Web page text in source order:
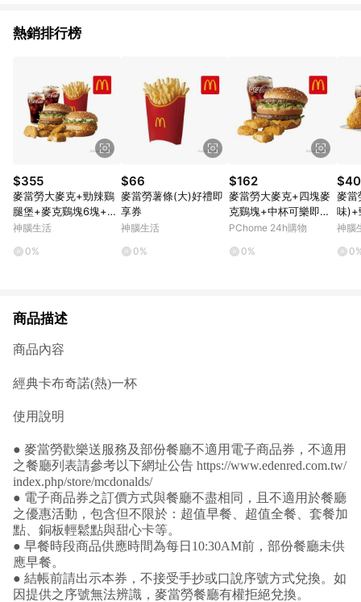
熱銷排行榜
$355
麥當勞大麥克+勁辣鷄
腿堡+麥克鷄塊6塊+薯
條(大)+可樂(中)*2好
神腦生活
0%
$66
麥當勞薯條(大)好禮即
享券
神腦生活
0%
$162
麥當勞大麥克+四塊麥
克鷄塊+中杯可樂即享
券
PChome 24h購物
0%
麥當
味)+
鷄塊
神腦
商品描述
商品內容
經典卡布奇諾(熱)一杯
使用說明
● 麥當勞歡樂送服務及部份餐廳不適用電子商品券，不適用
之餐廳列表請參考以下網址公告 https://www.edenred.com.tw/
index.php/store/mcdonalds/
● 電子商品券之訂價方式與餐廳不盡相同，且不適用於餐廳
之優惠活動，包含但不限於：超值早餐、超值全餐、套餐加
點、銅板輕鬆點與甜心卡等。
● 早餐時段商品供應時間為每日10:30AM前，部份餐廳未供
應早餐。
● 結帳前請出示本券，不接受手抄或口說序號方式兌換。如
因提供之序號無法辨識，麥當勞餐廳有權拒絕兌換。